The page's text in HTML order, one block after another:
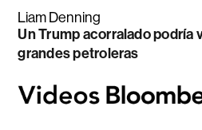
Liam Denning
Un Trump acorralado podría
grandes petroleras